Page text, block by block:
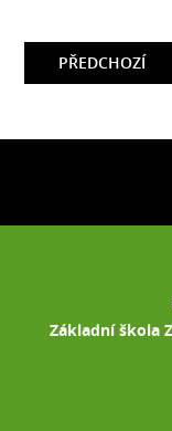
PŘEDCHOZÍ
Základní škola